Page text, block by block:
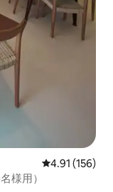
レビュー156
4.91 (156)
様用）